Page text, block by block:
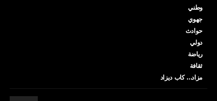
وطني
جهوي
حوادث
دولي
رياضة
ثقافة
مزاد… كاب ديزاد